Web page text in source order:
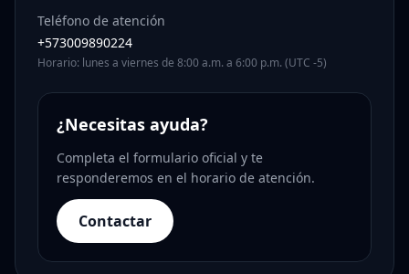
Teléfono de atención
+573009890224
Horario: lunes a viernes de 8:00 a.m. a 6:00 p.m. (UTC -5)
¿Necesitas ayuda?
Completa el formulario oficial y te
responderemos en el horario de atención.
Contactar